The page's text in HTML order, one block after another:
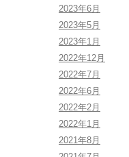
2023年6月
2023年5月
2023年1月
2022年12月
2022年7月
2022年6月
2022年2月
2022年1月
2021年8月